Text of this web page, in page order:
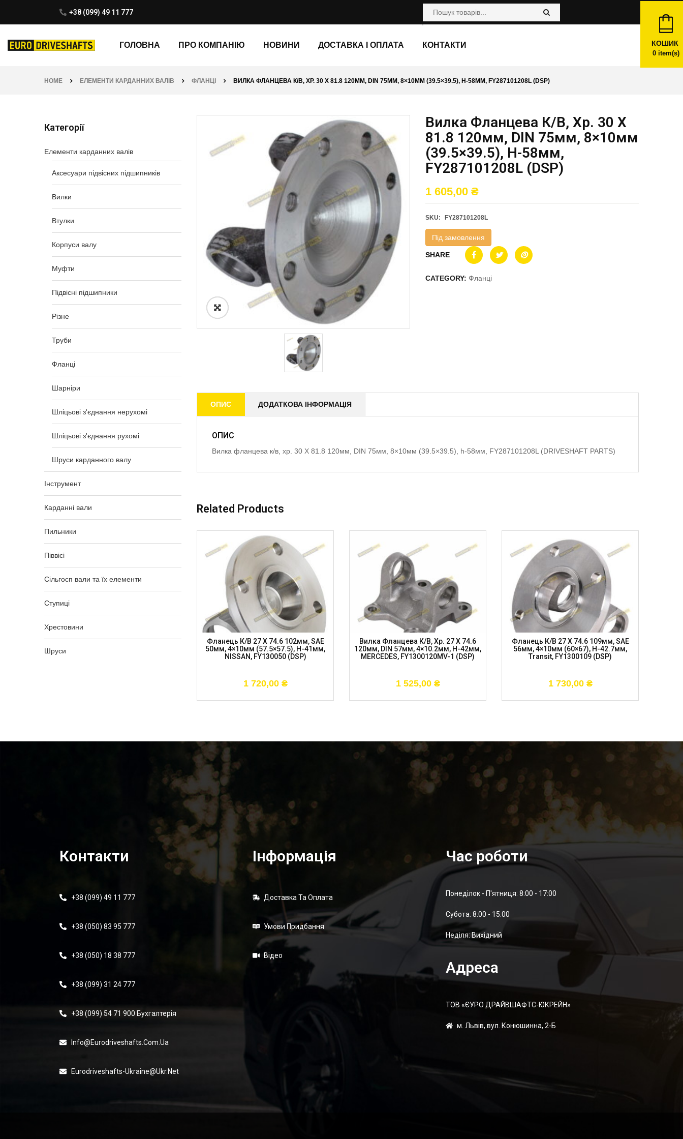
+38 (099) 49 11 777
ГОЛОВНА ПРО КОМПАНІЮ НОВИНИ ДОСТАВКА І ОПЛАТА КОНТАКТИ КОШИК
0item(s)
HOME ЕЛЕМЕНТИ КАРДАННИХ ВАЛІВ ФЛАНЦІ ВИЛКА ФЛАНЦЕВА К/В, ХР. 30 X 81.8 120ММ, DIN 75ММ, 8×10ММ (39.5×39.5), H-58ММ, FY287101208L (DSP)
Категорії
Елементи карданних валів
Аксесуари підвісних підшипників
Вилки
Втулки
Корпуси валу
Муфти
Підвісні підшипники
Різне
Труби
Фланці
Шарніри
Шліцьові з'єднання нерухомі
Шліцьові з'єднання рухомі
Шруси карданного валу
Інструмент
Карданні вали
Пильники
Піввісі
Сільгосп вали та їх елементи
Ступиці
Хрестовини
Шруси
Вилка Фланцева К/в, Хр. 30 X
81.8 120мм, DIN 75мм, 8×10мм
(39.5×39.5), H-58мм,
FY287101208L (DSP)
1 605,00 ₴
SKU: FY287101208L
Під замовлення
SHARE
CATEGORY: Фланці
ОПИС ДОДАТКОВА ІНФОРМАЦІЯ
ОПИС
Вилка фланцева к/в, хр. 30 X 81.8 120мм, DIN 75мм, 8×10мм (39.5×39.5), h-58мм, FY287101208L (DRIVESHAFT PARTS)
Related Products
Фланець Зі Шліцами 7C 22 Шл, H-
73мм, Komatsu, FL7C22 (DRIVESHAFT
Фланець К/в 27 X 74.6 102мм, SAE
50мм, 4×10мм (57.5×57.5), H-41мм,
NISSAN, FY130050 (DSP)
1 720,00 ₴
Вилка Фланцева К/в, Хр. 27 X 74.6
120мм, DIN 57мм, 4×10.2мм, H-42мм,
MERCEDES, FY1300120MV-1 (DSP)
1 525,00 ₴
Фланець К/в 27 X 74.6 109мм, SAE
56мм, 4×10мм (60×67), H-42.7мм,
Transit, FY1300109 (DSP)
1 730,00 ₴
Контакти
+38 (099) 49 11 777
+38 (050) 83 95 777
+38 (050) 18 38 777
+38 (099) 31 24 777
+38 (099) 54 71 900 Бухгалтерія
Info@eurodriveshafts.com.ua
Eurodriveshafts-Ukraine@ukr.net
Інформація
Доставка Та Оплата
Умови Придбання
Відео
Час роботи
Понеділок - П'ятниця: 8:00 - 17:00
Суботa: 8:00 - 15:00
Неділя: Вихідний
Адреса
ТОВ «ЄУРО ДРАЙВШАФТC-ЮКРЕЙН»
м. Львів, вул. Конюшинна, 2-Б